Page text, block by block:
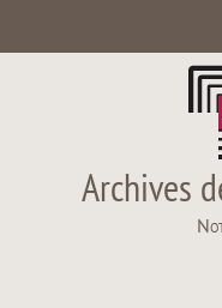
Archives